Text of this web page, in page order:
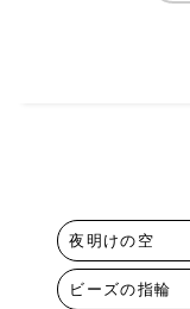
夜明けの空
ビーズの指輪